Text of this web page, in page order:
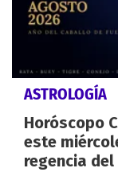
ASTROLOGÍA
Horóscopo
este
regencia del